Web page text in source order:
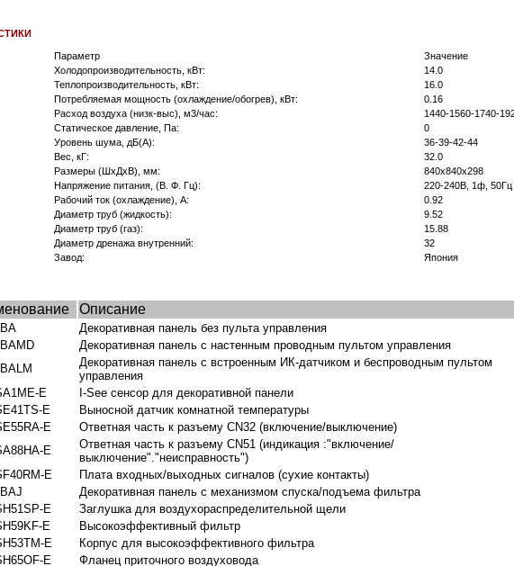
Параметр
Значение
Холодопроизводительность, кВт:
14.0
Теплопроизводительность, кВт:
16.0
Потребляемая мощность (охлаждение/обогрев), кВт:
0.16
Расход воздуха (низк-выс), м3/час:
1440-1560-1740-
Статическое давление, Па:
0
Уровень шума, дБ(А):
36-39-42-44
Вес, кГ:
32.0
Размеры (ШхДхВ), мм:
840x840x298
Напряжение питания, (В. Ф. Гц):
220-240B, 1ф, 50Гц
Рабочий ток (охлаждение), А:
0.92
Диаметр труб (жидкость):
9.52
Диаметр труб (газ):
15.88
Диаметр дренажа внутренний:
32
Завод:
Япония
Описание
Декоративная панель без пульта управления
Декоративная панель с настенным проводным пультом управления
Декоративная панель с встроенным ИК-датчиком и беспроводным пультом
управления
E
I-See сенсор для декоративной панели
E
Выносной датчик комнатной температуры
E
Ответная часть к разъему CN32 (включение/выключение)
E
Ответная часть к разъему CN51 (индикация :"включение/
выключение"."неисправность")
E
Плата входных/выходных сигналов (сухие контакты)
Декоративная панель с механизмом спуска/подъема фильтра
E
Заглушка для воздухораспределительной щели
E
Высокоэффективный фильтр
E
Корпус для высокоэффективного фильтра
E Фланец приточного воздуховода